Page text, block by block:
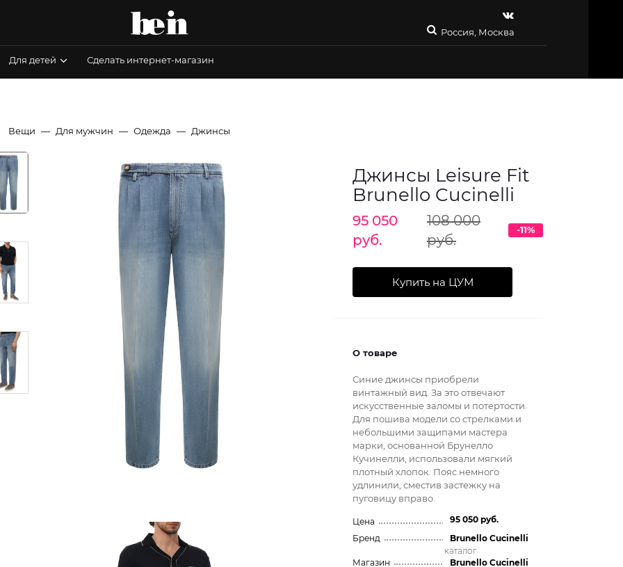
Россия, Москва
Для детей Сделать интернет-магазин
Вещи Для мужчин Одежда Джинсы
Джинсы Leisure Fit
Brunello Cucinelli
95 050
руб.
108 000
руб.
-11%
Купить на ЦУМ
О товаре
Синие джинсы приобрели
винтажный вид. За это отвечают
искусственные заломы и потертости.
Для пошива модели со стрелками и
небольшими защипами мастера
марки, основанной Брунелло
Кучинелли, использовали мягкий
плотный хлопок. Пояс немного
удлинили, сместив застежку на
пуговицу вправо.
Цена
95 050 руб.
Бренд
Brunello Cucinelli
каталог
Магазин
Brunello Cucinelli